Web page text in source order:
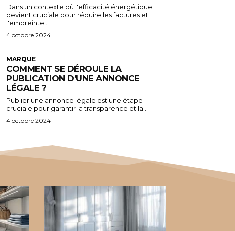
Dans un contexte où l'efficacité énergétique
devient cruciale pour réduire les factures et
l'empreinte...
4 octobre 2024
MARQUE
COMMENT SE DÉROULE LA
PUBLICATION D’UNE ANNONCE
LÉGALE ?
Publier une annonce légale est une étape
cruciale pour garantir la transparence et la...
4 octobre 2024